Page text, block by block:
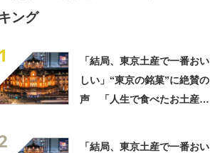
ング
「結局、東京土産で一番おい
しい」“東京の銘菓”に絶賛の
声 「人生で食べたお土産の
「結局、東京土産で一番おい